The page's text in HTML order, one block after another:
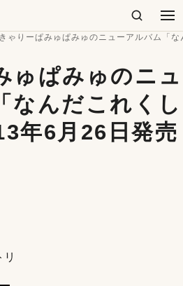
検索 メ
きゃりーぱみゅぱみゅのニューアルバム「
ゅぱみゅのニュ
なんだこれくし
年6月26日発売